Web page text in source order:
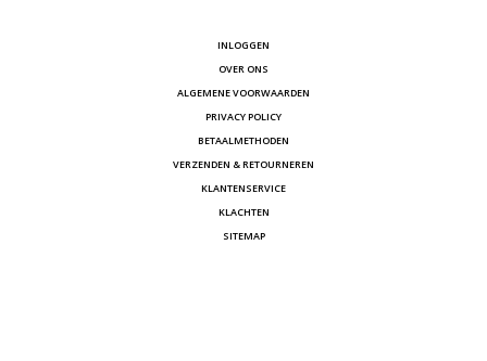
INLOGGEN
OVER ONS
ALGEMENE VOORWAARDEN
PRIVACY POLICY
BETAALMETHODEN
VERZENDEN & RETOURNEREN
KLANTENSERVICE
KLACHTEN
SITEMAP